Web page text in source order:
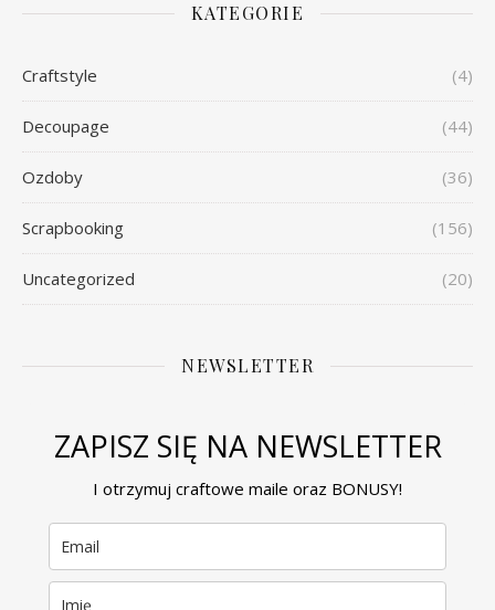
KATEGORIE
Craftstyle (4)
Decoupage (44)
Ozdoby (36)
Scrapbooking (156)
Uncategorized (20)
NEWSLETTER
ZAPISZ SIĘ NA NEWSLETTER
I otrzymuj craftowe maile oraz BONUSY!